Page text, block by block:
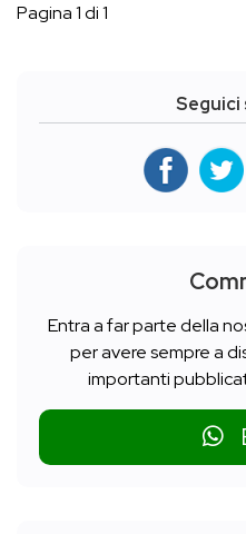
Pagina 1 di 1
Seguici
Entra a far parte della
per avere sempre a
importanti